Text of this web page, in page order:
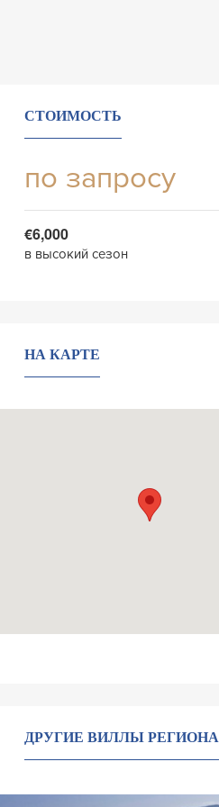
СТОИМОСТЬ
по запросу
€6,000
в высокий сезон
НА КАРТЕ
ДРУГИЕ ВИЛЛЫ РЕГИОНА